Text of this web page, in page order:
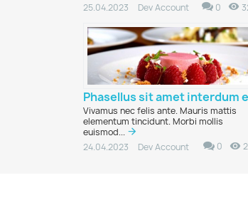
25.04.2023 Dev Account 0
Vivamus nec felis ante. Mauris mattis
elementum tincidunt. Morbi mollis
euismod...
24.04.2023
Dev Account 0